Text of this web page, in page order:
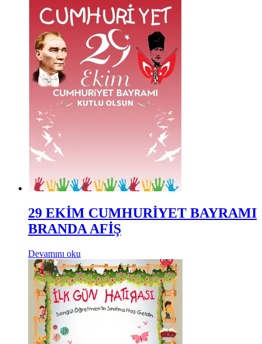
29 EKİM CUMHURİYET BAYRAMI
BRANDA AFİŞ
Devamını oku